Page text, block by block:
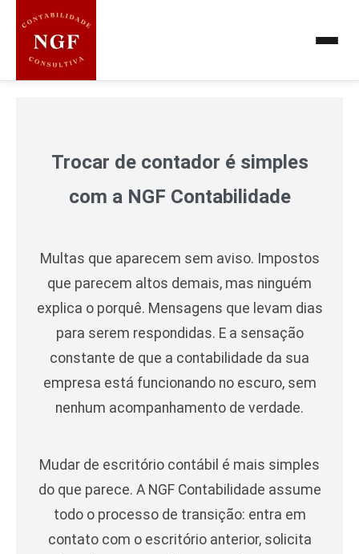
Trocar de contador é simples
com a NGF Contabilidade
Multas que aparecem sem aviso. Impostos
que parecem altos demais, mas ninguém
explica o porquê. Mensagens que levam dias
para serem respondidas. E a sensação
constante de que a contabilidade da sua
empresa está funcionando no escuro, sem
nenhum acompanhamento de verdade.
Mudar de escritório contábil é mais simples
do que parece. A NGF Contabilidade assume
todo o processo de transição: entra em
contato com o escritório anterior, solicita